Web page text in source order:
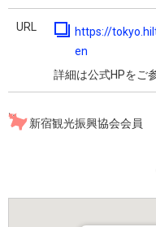
URL
https://
en
詳細は公式HPをご
新宿観光振興協会会員